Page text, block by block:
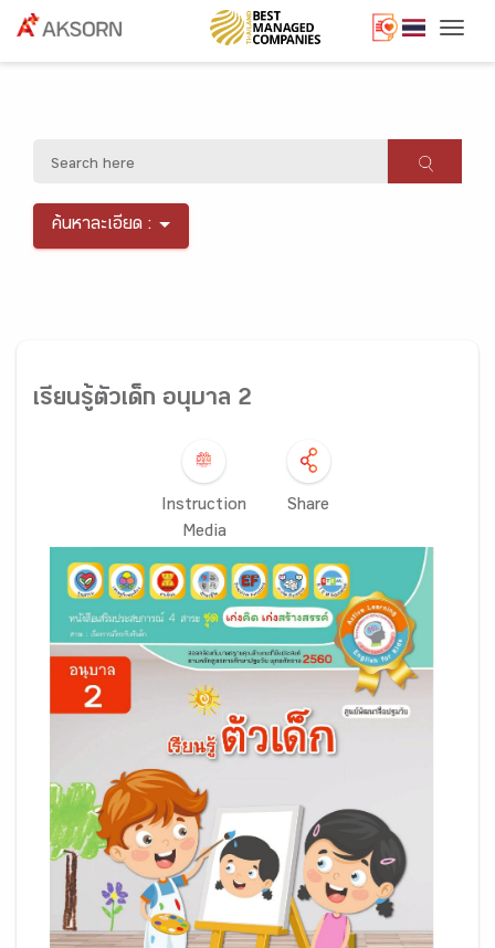
ค้นหาละเอียด :
เรียนรู้ตัวเด็ก อนุบาล 2
Instruction
Media
Share